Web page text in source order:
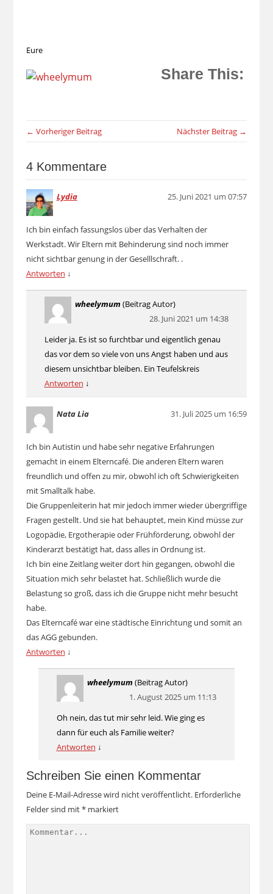
Eure
Share This:
← Vorheriger Beitrag Nächster Beitrag →
4 Kommentare
Lydia 25. Juni 2021 um 07:57
Ich bin einfach fassungslos über das Verhalten der
Werkstadt. Wir Eltern mit Behinderung sind noch immer
nicht sichtbar genung in der Geselllschraft. .
Antworten ↓
wheelymum (Beitrag Autor)
28. Juni 2021 um 14:38
Leider ja. Es ist so furchtbar und eigentlich genau
das vor dem so viele von uns Angst haben und aus
diesem unsichtbar bleiben. Ein Teufelskreis
Antworten ↓
Nata Lia 31. Juli 2025 um 16:59
Ich bin Autistin und habe sehr negative Erfahrungen
gemacht in einem Elterncafé. Die anderen Eltern waren
freundlich und offen zu mir, obwohl ich oft Schwierigkeiten
mit Smalltalk habe.
Die Gruppenleiterin hat mir jedoch immer wieder übergriffige
Fragen gestellt. Und sie hat behauptet, mein Kind müsse zur
Logopädie, Ergotherapie oder Frühförderung, obwohl der
Kinderarzt bestätigt hat, dass alles in Ordnung ist.
Ich bin eine Zeitlang weiter dort hin gegangen, obwohl die
Situation mich sehr belastet hat. Schließlich wurde die
Belastung so groß, dass ich die Gruppe nicht mehr besucht
habe.
Das Elterncafé war eine städtische Einrichtung und somit an
das AGG gebunden.
Antworten ↓
wheelymum (Beitrag Autor)
1. August 2025 um 11:13
Oh nein, das tut mir sehr leid. Wie ging es
dann für euch als Familie weiter?
Antworten ↓
Schreiben Sie einen Kommentar
Deine E-Mail-Adresse wird nicht veröffentlicht. Erforderliche
Felder sind mit*markiert